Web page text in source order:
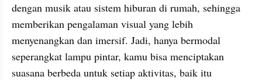
dengan musik atau sistem hiburan di rumah, sehingga
memberikan pengalaman visual yang lebih
menyenangkan dan imersif. Jadi, hanya bermodal
seperangkat lampu pintar, kamu bisa menciptakan
suasana berbeda untuk setiap aktivitas, baik itu